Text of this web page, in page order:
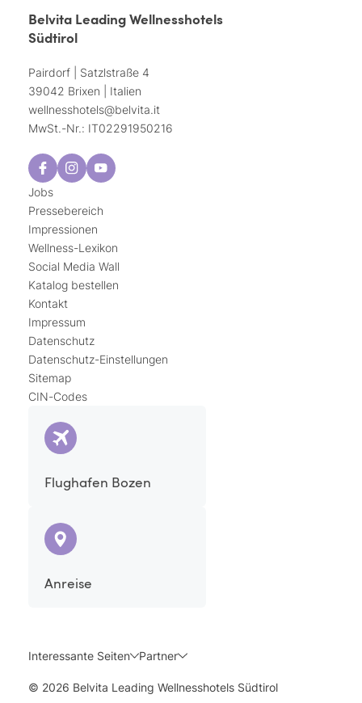
Belvita Leading Wellnesshotels
Südtirol
Pairdorf | Satzlstraße 4
39042 Brixen | Italien
wellnesshotels@belvita.it
MwSt.-Nr.: IT02291950216
Jobs
Pressebereich
Impressionen
Wellness-Lexikon
Social Media Wall
Katalog bestellen
Kontakt
Impressum
Datenschutz
Datenschutz-Einstellungen
Sitemap
CIN-Codes
Flughafen Bozen
Anreise
Interessante Seiten Partner
© 2026 Belvita Leading Wellnesshotels Südtirol